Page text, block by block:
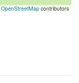
OpenStreetMap contributors